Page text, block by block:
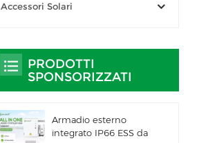
Accessori Solari
PRODOTTI
SPONSORIZZATI
Armadio esterno
integrato IP66 ESS da